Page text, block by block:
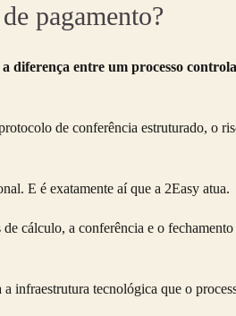
pagamento?
diferença entre um processo
de conferência estruturado, o
E é exatamente aí que a 2Easy atua.
de cálculo, a conferência e o
a infraestrutura tecnológica que o